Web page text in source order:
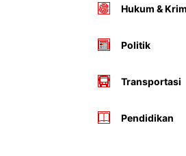
Hukum &
Politik
Transportasi
Pendidikan